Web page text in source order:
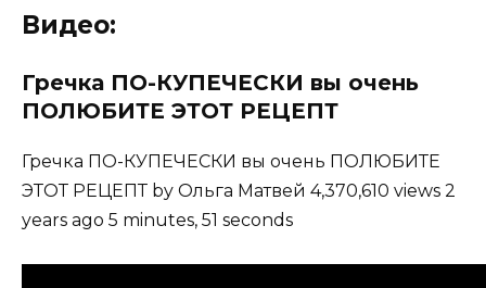
Видео:
Гречка ПО-КУПЕЧЕСКИ вы очень
ПОЛЮБИТЕ ЭТОТ РЕЦЕПТ
Гречка ПО-КУПЕЧЕСКИ вы очень ПОЛЮБИТЕ
ЭТОТ РЕЦЕПТ by Ольга Матвей 4,370,610 views 2
years ago 5 minutes, 51 seconds